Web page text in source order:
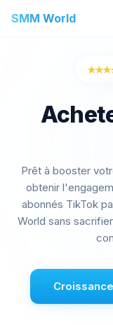
SMM World
Achetez des J'aime
Acheter des
Acheter des J'aime
Acheter des vues
Acheter des vues
Acheter des
Acheter des
Acheter des
Acheter des
Prêt à booster
obtenir
abonnés TikTok
World sans